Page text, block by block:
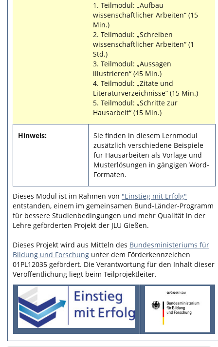
1. Teilmodul: „Aufbau
wissenschaftlicher Arbeiten“ (15
Min.)
2. Teilmodul: „Schreiben
wissenschaftlicher Arbeiten“ (1
Std.)
3. Teilmodul: „Aussagen
illustrieren“ (45 Min.)
4. Teilmodul: „Zitate und
Literaturverzeichnisse“ (15 Min.)
5. Teilmodul: „Schritte zur
Hausarbeit“ (15 Min.)
Hinweis:
Sie finden in diesem Lernmodul
zusätzlich verschiedene Beispiele
für Hausarbeiten als Vorlage und
Musterlösungen in gängigen Word-
Formaten.
Dieses Modul ist im Rahmen von "Einstieg mit Erfolg"
entstanden, einem im gemeinsamen Bund-Länder-Programm
für bessere Studienbedingungen und mehr Qualität in der
Lehre geförderten Projekt der JLU Gießen.
Dieses Projekt wird aus Mitteln des Bundesministeriums für
Bildung und Forschung unter dem Förderkennzeichen
01PL12035 gefördert. Die Verantwortung für den Inhalt dieser
Veröffentlichung liegt beim Teilprojektleiter.